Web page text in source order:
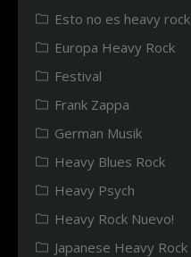
Esto no es heavy rock
Europa Heavy Rock
Festival
Frank Zappa
German Musik
Heavy Blues Rock
Heavy Psych
Heavy Rock Nuevo!
Japanese Heavy Rock